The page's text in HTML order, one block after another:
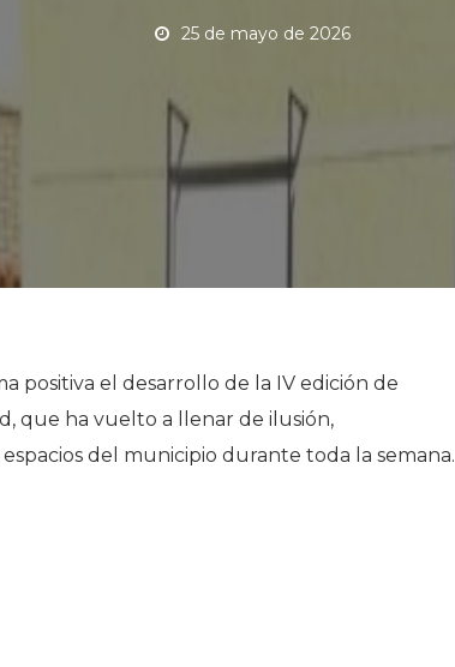
25 de mayo de 2026
positiva el desarrollo de la IV edición de
que ha vuelto a llenar de ilusión,
del municipio durante toda la semana.